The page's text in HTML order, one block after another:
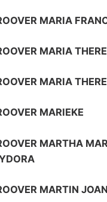
MARIA
MARIA
MARIA
MARIEKE
MARTHA
MARTIN